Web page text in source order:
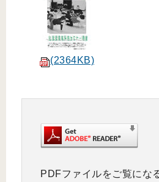
(2364KB)
PDFファイルをご覧にな